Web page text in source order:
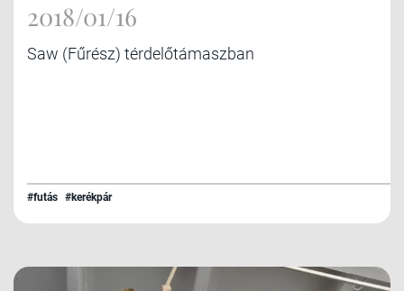
2018/01/16
Saw (Fűrész) térdelőtámaszban
#futás #kerékpár